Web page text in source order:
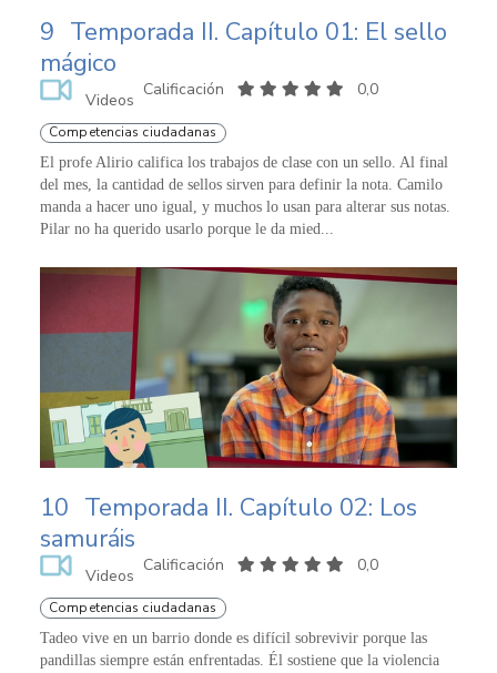
9 Temporada II. Capítulo 01: El sello
mágico
Videos
Calificación 0,0
Competencias ciudadanas
El profe Alirio califica los trabajos de clase con un sello. Al final
del mes, la cantidad de sellos sirven para definir la nota. Camilo
manda a hacer uno igual, y muchos lo usan para alterar sus notas.
Pilar no ha querido usarlo porque le da mied...
10 Temporada II. Capítulo 02: Los
samuráis
Videos
Calificación 0,0
Competencias ciudadanas
Tadeo vive en un barrio donde es difícil sobrevivir porque las
pandillas siempre están enfrentadas. Él sostiene que la violencia